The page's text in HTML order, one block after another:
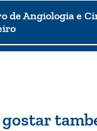
de Angiologia e
gostar